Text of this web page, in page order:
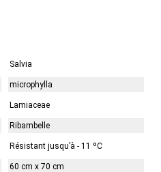
Salvia
microphylla
Lamiaceae
Ribambelle
Résistant jusqu’à - 11 ºC
60 cm x 70 cm